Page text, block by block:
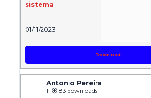
sistema
01/11/2023
Download
Antonio Pereira
1 83 downloads